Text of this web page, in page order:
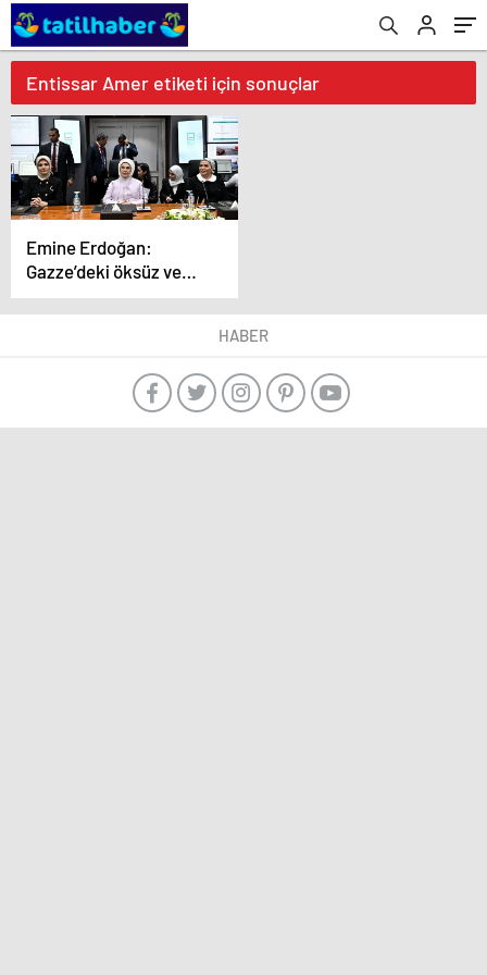
Entissar Amer etiketi için sonuçlar
Emine Erdoğan:
Gazze’deki öksüz ve
yetim çocukları misafir
etmeye hazırız
HABER